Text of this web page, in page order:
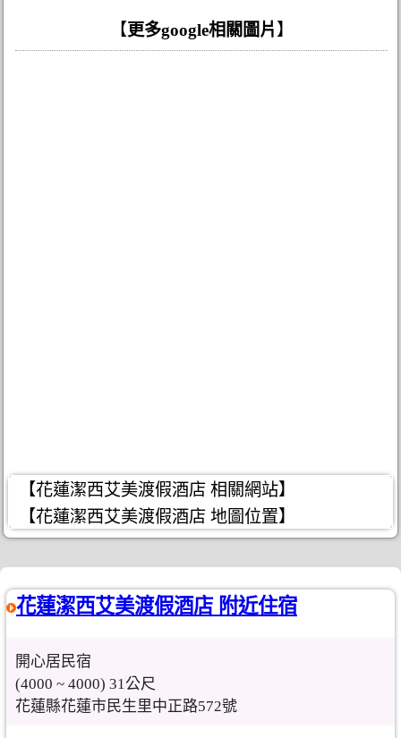
【更多google相關圖片】
【花蓮潔西艾美渡假酒店 相關網站】
【花蓮潔西艾美渡假酒店 地圖位置】
花蓮潔西艾美渡假酒店 附近住宿
開心居民宿
(4000 ~ 4000) 31公尺
花蓮縣花蓮市民生里中正路572號